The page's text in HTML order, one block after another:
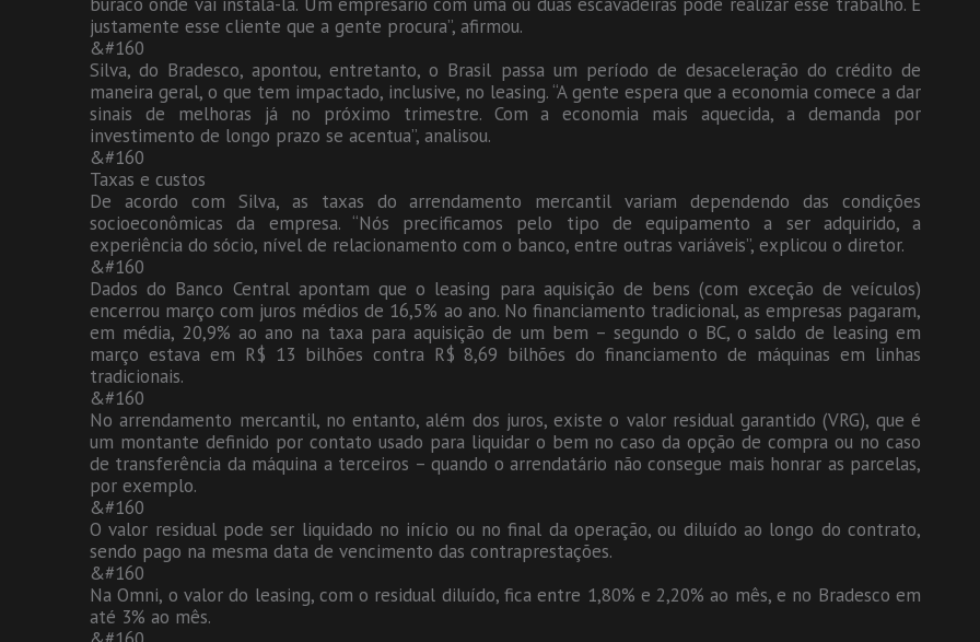
justamente esse cliente que a gente procura”, afirmou.
&#160
Silva, do Bradesco, apontou, entretanto, o Brasil passa um período de desaceleração do crédito de
maneira geral, o que tem impactado, inclusive, no leasing. “A gente espera que a economia comece a dar
sinais de melhoras já no próximo trimestre. Com a economia mais aquecida, a demanda por
investimento de longo prazo se acentua”, analisou.
&#160
Taxas e custos
De acordo com Silva, as taxas do arrendamento mercantil variam dependendo das condições
socioeconômicas da empresa. “Nós precificamos pelo tipo de equipamento a ser adquirido, a
experiência do sócio, nível de relacionamento com o banco, entre outras variáveis”, explicou o diretor.
&#160
Dados do Banco Central apontam que o leasing para aquisição de bens (com exceção de veículos)
encerrou março com juros médios de 16,5% ao ano. No financiamento tradicional, as empresas pagaram,
em média, 20,9% ao ano na taxa para aquisição de um bem – segundo o BC, o saldo de leasing em
março estava em R$ 13 bilhões contra R$ 8,69 bilhões do financiamento de máquinas em linhas
tradicionais.
&#160
No arrendamento mercantil, no entanto, além dos juros, existe o valor residual garantido (VRG), que é
um montante definido por contato usado para liquidar o bem no caso da opção de compra ou no caso
de transferência da máquina a terceiros – quando o arrendatário não consegue mais honrar as parcelas,
por exemplo.
&#160
O valor residual pode ser liquidado no início ou no final da operação, ou diluído ao longo do contrato,
sendo pago na mesma data de vencimento das contraprestações.
&#160
Na Omni, o valor do leasing, com o residual diluído, fica entre 1,80% e 2,20% ao mês, e no Bradesco em
até 3% ao mês.